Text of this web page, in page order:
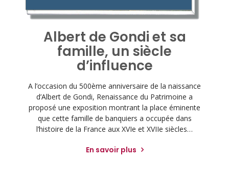
Albert de Gondi et sa
famille, un siècle
d’influence
A l’occasion du 500ème anniversaire de la naissance
d’Albert de Gondi, Renaissance du Patrimoine a
proposé une exposition montrant la place éminente
que cette famille de banquiers a occupée dans
l’histoire de la France aux XVIe et XVIIe siècles…
En savoir plus